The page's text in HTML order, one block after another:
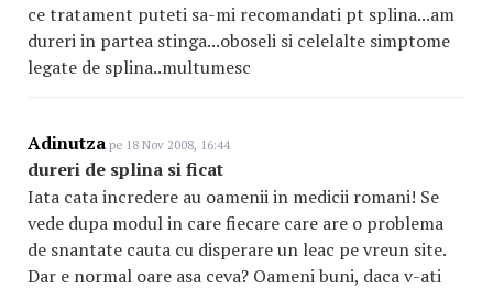
ce tratament puteti sa-mi recomandati pt splina...am
dureri in partea stinga...oboseli si celelalte simptome
legate de splina..multumesc
Adinutza pe 18 Nov 2008, 16:44
dureri de splina si ficat
Iata cata incredere au oamenii in medicii romani! Se
vede dupa modul in care fiecare care are o problema
de snantate cauta cu disperare un leac pe vreun site.
Dar e normal oare asa ceva? Oameni buni, daca v-ati